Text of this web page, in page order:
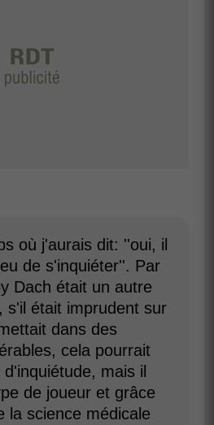
où j'aurais dit: ''oui, il
de s'inquiéter''. Par
Dach était un autre
s'il était imprudent sur
dans des
cela pourrait
mais il
de joueur et grâce
la science médicale